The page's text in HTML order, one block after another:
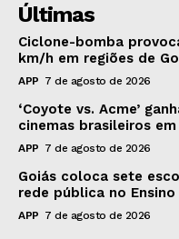
Últimas
Ciclone-bomba
km/h em regiões de
APP 7 de agosto de 2026
‘Coyote vs. Acme’
cinemas brasileiros
APP 7 de agosto de 2026
Goiás coloca sete
rede pública no
APP 7 de agosto de 2026